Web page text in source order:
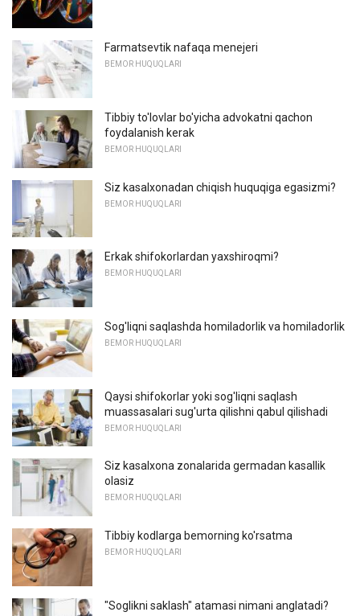
Farmatsevtik nafaqa menejeri
BEMOR HUQUQLARI
Tibbiy to'lovlar bo'yicha advokatni qachon
foydalanish kerak
BEMOR HUQUQLARI
Siz kasalxonadan chiqish huquqiga egasizmi?
BEMOR HUQUQLARI
Erkak shifokorlardan yaxshiroqmi?
BEMOR HUQUQLARI
Sog'liqni saqlashda homiladorlik va homiladorlik
BEMOR HUQUQLARI
Qaysi shifokorlar yoki sog'liqni saqlash
muassasalari sug'urta qilishni qabul qilishadi
BEMOR HUQUQLARI
Siz kasalxona zonalarida germadan kasallik
olasiz
BEMOR HUQUQLARI
Tibbiy kodlarga bemorning ko'rsatma
BEMOR HUQUQLARI
"Soglikni saklash" atamasi nimani anglatadi?